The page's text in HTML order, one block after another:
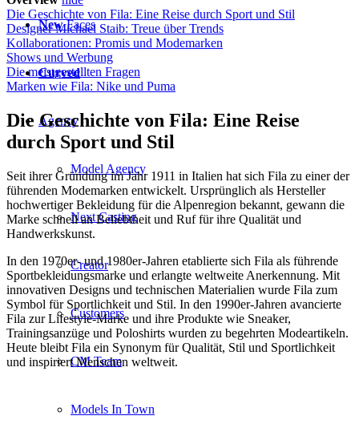
NewFaces
Curved
Agency
Model Agency
Next Casting
Creator
Customers
CM Team
Models In Town
Die Geschichte von Fila: Eine Reise durch Sport und Stil
Designer Michael Staib: Treue über Trends
Kollaborationen: Promis und Modemarken
Shows und Werbung
Die meistgestellten Fragen
Marken wie Fila: Nike und Puma
Die Geschichte von Fila: Eine Reise
durch Sport und Stil
Seit ihrer Gründung im Jahr 1911 in Italien hat sich Fila zu einer der
führenden Modemarken entwickelt. Ursprünglich als Hersteller
hochwertiger Bekleidung für die Alpenregion bekannt, gewann die
Marke schnell an Beliebtheit und Ruf für ihre Qualität und
Handwerkskunst.
In den 1970er- und 1980er-Jahren etablierte sich Fila als führende
Sportbekleidungsmarke und erlangte weltweite Anerkennung. Mit
innovativen Designs und technischen Materialien wurde Fila zum
Symbol für Sportlichkeit und Stil. In den 1990er-Jahren avancierte
Fila zur Lifestyle-Marke und ihre Produkte wie Sneaker,
Trainingsanzüge und Poloshirts wurden zu begehrten Modeartikeln.
Heute bleibt Fila ein Synonym für Qualität, Stil und Sportlichkeit
und inspiriert Menschen weltweit.